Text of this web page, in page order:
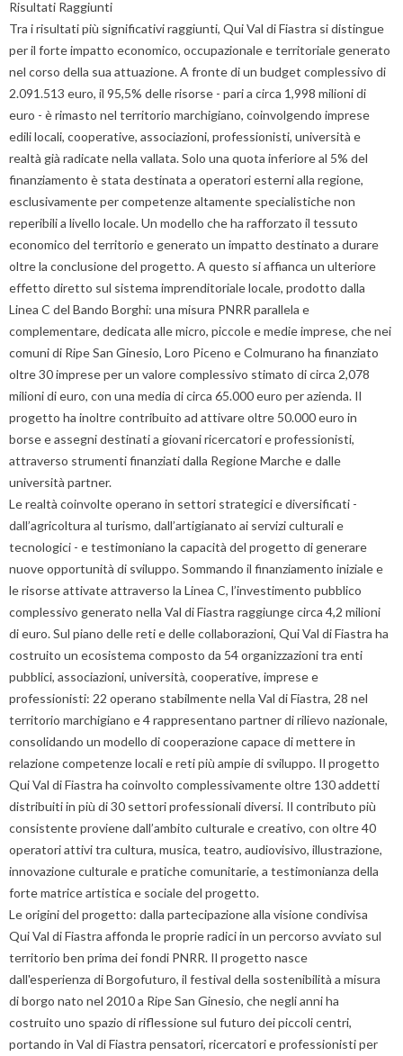
Risultati Raggiunti
Tra i risultati più significativi raggiunti, Qui Val di Fiastra si distingue
per il forte impatto economico, occupazionale e territoriale generato
nel corso della sua attuazione. A fronte di un budget complessivo di
2.091.513 euro, il 95,5% delle risorse - pari a circa 1,998 milioni di
euro - è rimasto nel territorio marchigiano, coinvolgendo imprese
edili locali, cooperative, associazioni, professionisti, università e
realtà già radicate nella vallata. Solo una quota inferiore al 5% del
finanziamento è stata destinata a operatori esterni alla regione,
esclusivamente per competenze altamente specialistiche non
reperibili a livello locale. Un modello che ha rafforzato il tessuto
economico del territorio e generato un impatto destinato a durare
oltre la conclusione del progetto. A questo si affianca un ulteriore
effetto diretto sul sistema imprenditoriale locale, prodotto dalla
Linea C del Bando Borghi: una misura PNRR parallela e
complementare, dedicata alle micro, piccole e medie imprese, che nei
comuni di Ripe San Ginesio, Loro Piceno e Colmurano ha finanziato
oltre 30 imprese per un valore complessivo stimato di circa 2,078
milioni di euro, con una media di circa 65.000 euro per azienda. Il
progetto ha inoltre contribuito ad attivare oltre 50.000 euro in
borse e assegni destinati a giovani ricercatori e professionisti,
attraverso strumenti finanziati dalla Regione Marche e dalle
università partner.
Le realtà coinvolte operano in settori strategici e diversificati -
dall’agricoltura al turismo, dall’artigianato ai servizi culturali e
tecnologici - e testimoniano la capacità del progetto di generare
nuove opportunità di sviluppo. Sommando il finanziamento iniziale e
le risorse attivate attraverso la Linea C, l’investimento pubblico
complessivo generato nella Val di Fiastra raggiunge circa 4,2 milioni
di euro. Sul piano delle reti e delle collaborazioni, Qui Val di Fiastra ha
costruito un ecosistema composto da 54 organizzazioni tra enti
pubblici, associazioni, università, cooperative, imprese e
professionisti: 22 operano stabilmente nella Val di Fiastra, 28 nel
territorio marchigiano e 4 rappresentano partner di rilievo nazionale,
consolidando un modello di cooperazione capace di mettere in
relazione competenze locali e reti più ampie di sviluppo. Il progetto
Qui Val di Fiastra ha coinvolto complessivamente oltre 130 addetti
distribuiti in più di 30 settori professionali diversi. Il contributo più
consistente proviene dall’ambito culturale e creativo, con oltre 40
operatori attivi tra cultura, musica, teatro, audiovisivo, illustrazione,
innovazione culturale e pratiche comunitarie, a testimonianza della
forte matrice artistica e sociale del progetto.
Le origini del progetto: dalla partecipazione alla visione condivisa
Qui Val di Fiastra affonda le proprie radici in un percorso avviato sul
territorio ben prima dei fondi PNRR. Il progetto nasce
dall'esperienza di Borgofuturo, il festival della sostenibilità a misura
di borgo nato nel 2010 a Ripe San Ginesio, che negli anni ha
costruito uno spazio di riflessione sul futuro dei piccoli centri,
portando in Val di Fiastra pensatori, ricercatori e professionisti per